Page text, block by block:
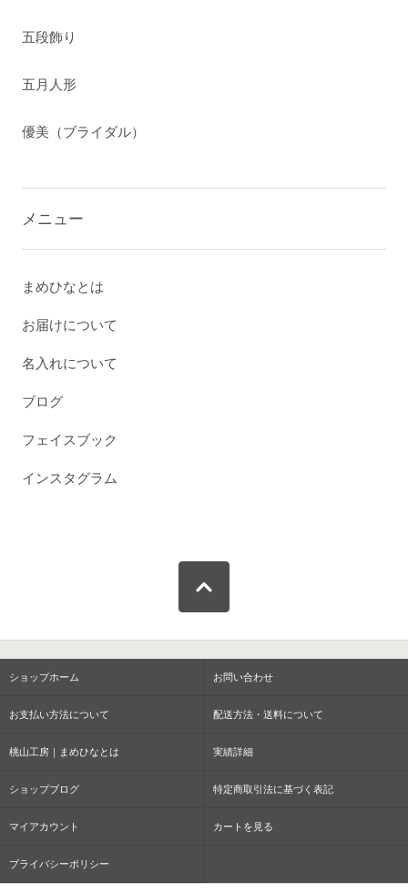
五段飾り
五月人形
優美（ブライダル）
メニュー
まめひなとは
お届けについて
名入れについて
ブログ
フェイスブック
インスタグラム
ショップホーム お問い合わせ
お支払い方法について 配送方法・送料について
桃山工房｜まめひなとは 実績詳細
ショップブログ 特定商取引法に基づく表記
マイアカウント カートを見る
プライバシーポリシー